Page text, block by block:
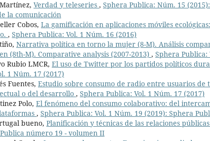
Verdad y teleseries , Sphera Publica: Núm. 15
la comunicación
Cobos, La gamificación en aplicaciones móviles
, Sphera Publica: Vol. 1 Núm. 16 (2016)
Narrativa política en torno la mujer (8-M). Análisis
(8th-M). Comparative analysis (2007-2013) , Sphera Publica:
Rubio LMCR, El uso de Twitter por los partidos políticos
1 Núm. 17 (2017)
Fuentes, Estudio sobre consumo de radio entre usuarios de
o del desarrollo , Sphera Publica: Vol. 1 Núm. 17 (2017)
Polo, El fenómeno del consumo colaborativo: del
, Sphera Publica: Vol. 1 Núm. 19 (2019): Sphera
bueno, Planificación y técnicas de las relaciones públicas
número 19 - volumen II